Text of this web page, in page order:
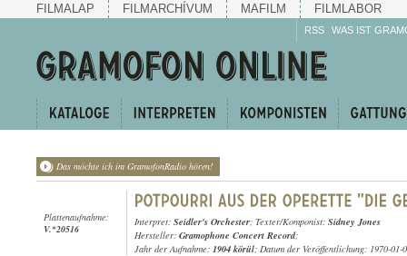
FILMALAP FILMARCHÍVUM MAFILM FILMLABOR
RSS WAS IST
Das möchte ich im GramofonRadio hören!
Plattenaufnahme:
V.*20516
Interpret: Seidler's Orchester; Texter/Komponist: Sidney Jones
Hersteller: Gramophone Concert Record;
Jahr der Aufnahme: 1904 körül; Datum der Veröffentlichung: 1970-01-